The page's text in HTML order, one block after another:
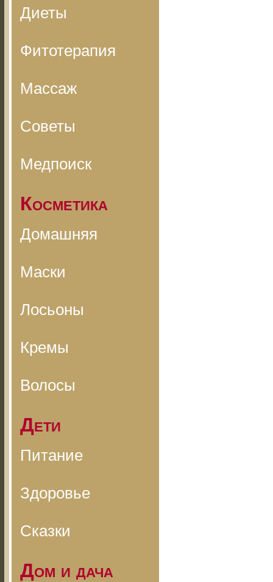
Диеты
Фитотерапия
Массаж
Советы
Медпоиск
Косметика
Домашняя
Маски
Лосьоны
Кремы
Волосы
Дети
Питание
Здоровье
Сказки
Дом и дача